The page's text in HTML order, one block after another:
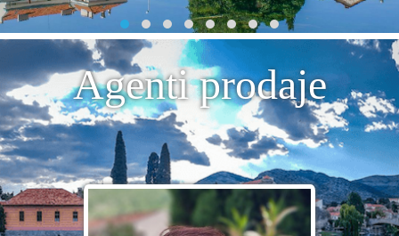
Agenti prodaje